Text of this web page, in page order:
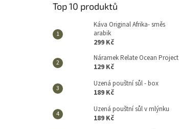
Top 10 produktů
Káva Original Afrika- směs
arabik
299 Kč
Náramek Relate Ocean Project
129 Kč
Uzená pouštní sůl - box
189 Kč
Uzená pouštní sůl v mlýnku
189 Kč